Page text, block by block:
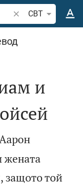
Търсете стих или
CBT
и
жената
защото той